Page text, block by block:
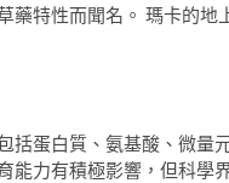
藥特性而聞名。 瑪卡的
括蛋白質、氨基酸、微量
能力有積極影響，但科